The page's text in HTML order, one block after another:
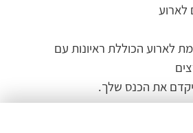
לארוע
לארוע הכוללת ראיונות עם
את הכנס שלך.